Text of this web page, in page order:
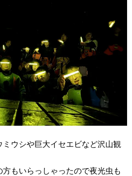
ウシや巨大イセエビなど沢山観
もいらっしゃったので夜光虫も